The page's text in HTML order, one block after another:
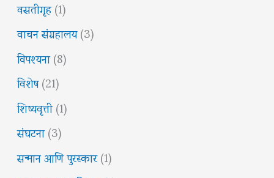
वसतीगृह(1)
वाचन संग्रहालय(3)
विपश्यना(8)
विशेष(21)
शिष्यवृत्ती(1)
संघटना(3)
सन्मान आणि पुरस्कार(1)